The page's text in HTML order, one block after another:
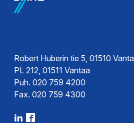
Robert Huberin tie 5, 01510
PL 212, 01511 Vantaa
Puh. 020 759 4200
Fax. 020 759 4300